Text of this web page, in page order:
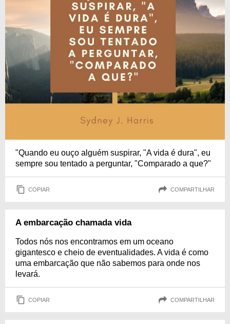
"Quando eu ouço alguém suspirar, "A vida é dura", eu
sempre sou tentado a perguntar, "Comparado a que?"
COPIAR COMPARTILHAR
A embarcação chamada vida
Todos nós nos encontramos em um oceano
gigantesco e cheio de eventualidades. A vida é como
uma embarcação que não sabemos para onde nos
levará.
COPIAR COMPARTILHAR